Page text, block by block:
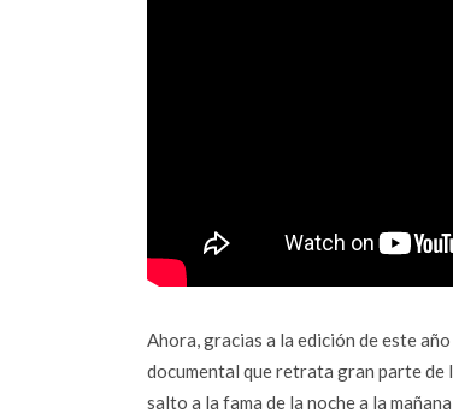
Ahora, gracias a la edición de este
documental que retrata gran parte de
salto a la fama de la noche a la